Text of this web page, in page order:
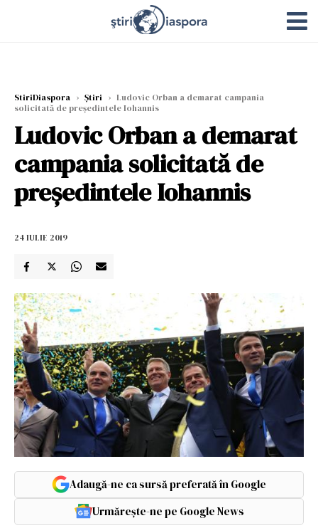
StiriDiaspora › Știri › Ludovic Orban a demarat campania
solicitată de președintele Iohannis
Ludovic Orban a demarat
campania solicitată de
președintele Iohannis
24 IULIE 2019
Adaugă-ne ca sursă preferată în Google
Urmărește-ne pe Google News